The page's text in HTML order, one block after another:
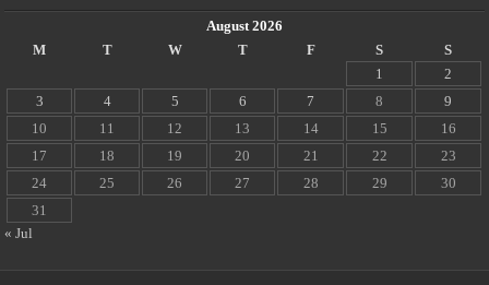
August 2026
M
T W T F S
S
1
2
3
4 5 6 7 8
9
10
11 12 13 14 15
16
17
18 19 20 21 22
23
24
25 26 27 28 29
30
31
« Jul